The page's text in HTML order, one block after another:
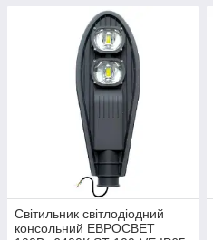
Світильник світлодіодний
консольний ЕВРОСВЕТ